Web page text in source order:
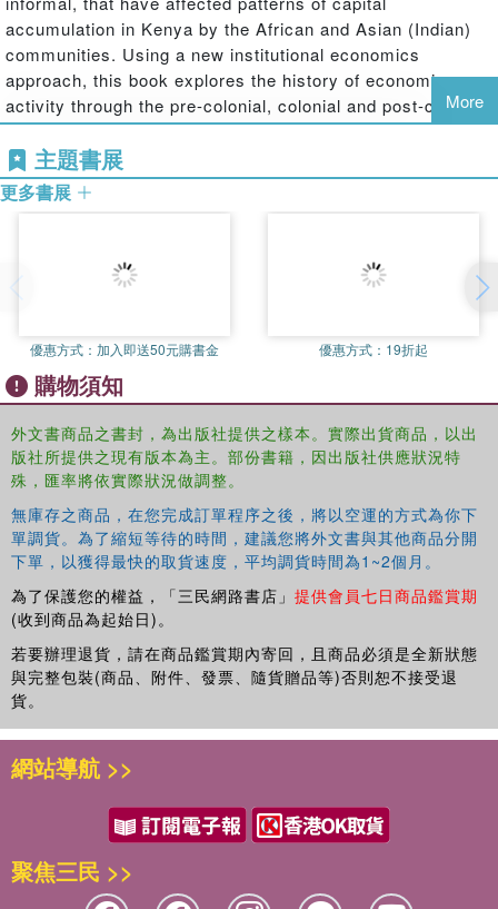
accumulation in Kenya by the African and Asian (Indian)
communities. Using a new institutional economics
approach, this book explores the history of economic
activity through the pre-colonial, colonial and post-colonial
periods, including the transformative period of British rule.
During the colonial period, Asians were brought in to build
the railways and subsequently focused on urban-based
activities. Africans, meanwhile, found it difficult to move
activities was entrenched by the formal laws and powers
of the British. Following independence, the network and
Africans, now supported by the formal institutions of the
state, still found it difficult to engage in manufacturing
because they lacked the informal networks that support
trade and credit. The analysis is supported by the results
of a contemporary survey of 120 manufacturing firms in
Nairobi's metal sector that highlight the division between
smaller African firms and larger Asian ones.
More
主題書展
更多書展
優惠方式： 加入即送50元購書金 優惠方式： 19折起
購物須知
外文書商品之書封，為出版社提供之樣本。實際出貨商品，以出
版社所提供之現有版本為主。部份書籍，因出版社供應狀況特
殊，匯率將依實際狀況做調整。
無庫存之商品，在您完成訂單程序之後，將以空運的方式為你下
單調貨。為了縮短等待的時間，建議您將外文書與其他商品分開
下單，以獲得最快的取貨速度，平均調貨時間為1~2個月。
為了保護您的權益，「三民網路書店」 提供會員七日商品鑑賞期
(收到商品為起始日)。
若要辦理退貨，請在商品鑑賞期內寄回，且商品必須是全新狀態
與完整包裝(商品、附件、發票、隨貨贈品等)否則恕不接受退
貨。
網站導航 >>
聚焦三民 >>